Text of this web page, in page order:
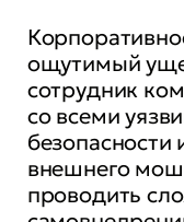
ощутимый
сотрудник
со всеми
безопасности
внешнего
проводить